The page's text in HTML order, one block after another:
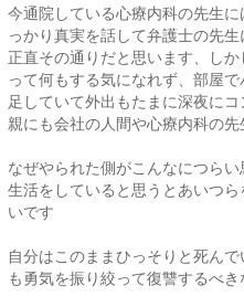
今通院している心療内科の先生
っかり真実を話して弁護士の先
正直その通りだと思います、し
って何もする気になれず、部屋
足していて外出もたまに深夜に
親にも会社の人間や心療内科の
なぜやられた側がこんなにつら
生活をしていると思うとあいつ
いです
自分はこのままひっそりと死ん
も勇気を振り絞って復讐するべ